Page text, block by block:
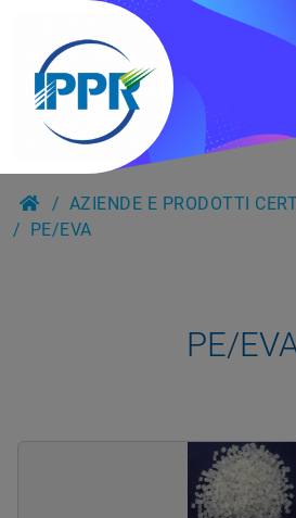
AZIENDE E PRODOTTI
PE/EVA
PE/